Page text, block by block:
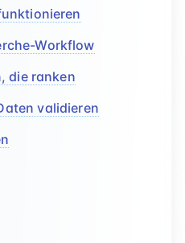
Workflow
die ranken
validieren